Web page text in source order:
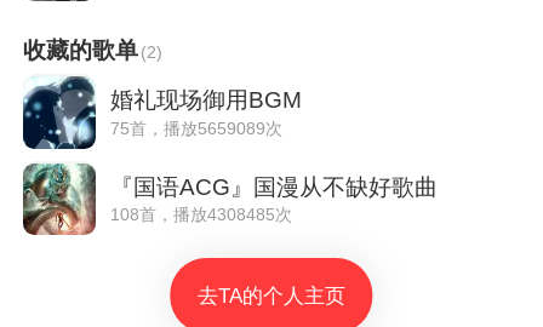
收藏的歌单(2)
婚礼现场御用BGM
75首，播放5659089次
『国语ACG』国漫从不缺好歌曲
108首，播放4308485次
去TA的个人主页